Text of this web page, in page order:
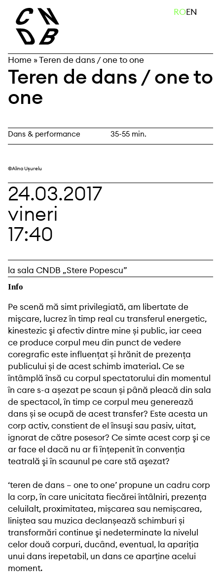
content
caută ROEN
Home »Teren de dans / one to one
Teren de dans / one to
one
Dans & performance 35-55 min.
©Alina Ușurelu
24.03.2017
vineri
17:40
la sala CNDB „Stere Popescu”
Info
Pe scenă mă simt privilegiată, am libertate de
mişcare, lucrez în timp real cu transferul energetic,
kinestezic şi afectiv dintre mine și public, iar ceea
ce produce corpul meu din punct de vedere
coregrafic este influențat și hrănit de prezența
publicului și de acest schimb imaterial. Ce se
întâmplă însă cu corpul spectatorului din momentul
în care s-a așezat pe scaun și până pleacă din sala
de spectacol, în timp ce corpul meu generează
dans și se ocupă de acest transfer? Este acesta un
corp activ, constient de el însuşi sau pasiv, uitat,
ignorat de către posesor? Ce simte acest corp şi ce
ar face el dacă nu ar fi înţepenit în convenţia
teatrală şi în scaunul pe care stă aşezat?
‘teren de dans – one to one’ propune un cadru corp
la corp, în care unicitata fiecărei întâlniri, prezența
celuilalt, proximitatea, mișcarea sau nemișcarea,
liniștea sau muzica declanșează schimburi și
transformări continue şi nedeterminate la nivelul
celor două corpuri, ducând, eventual, la apariția
unui dans irepetabil, un dans ce aparţine acelui
moment.